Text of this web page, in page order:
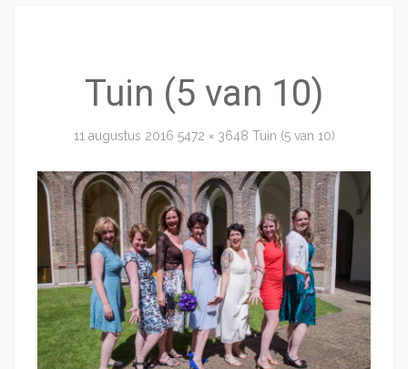
Tuin (5 van 10)
11 augustus 2016 5472 × 3648 Tuin (5 van 10)